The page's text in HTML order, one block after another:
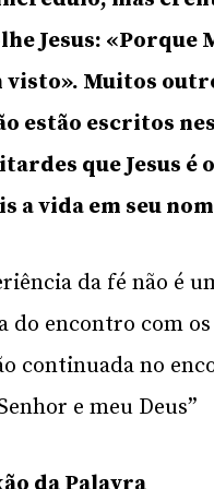
Jesus:
Muitos
estão escritos
que Jesus é
a vida em seu
da fé não é
do encontro com
continuada no
e meu Deus”